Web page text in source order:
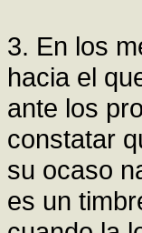
3. En los
hacia el
ante los
constatar
su ocaso
es un